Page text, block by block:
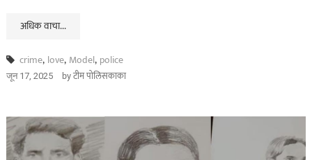
अधिक वाचा...
crime, love, Model, police
जून 17, 2025 byटीम पोलिसकाका